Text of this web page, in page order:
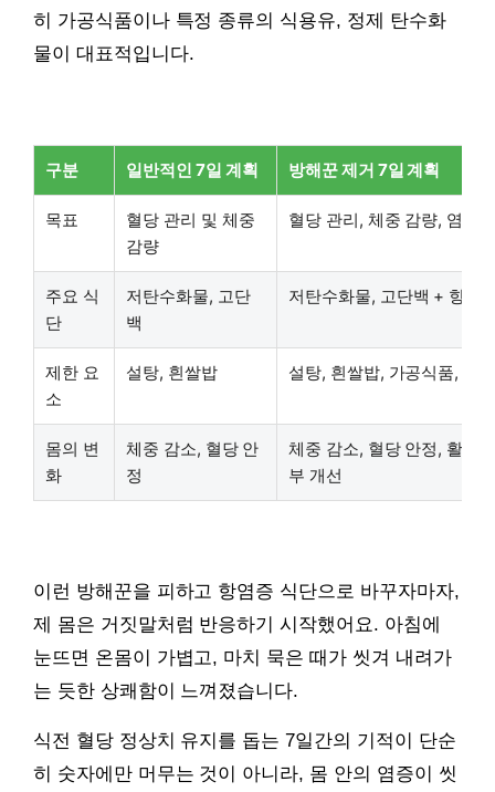
히 가공식품이나 특정 종류의 식용유, 정제 탄수화
물이 대표적입니다.
구분 일반적인 7일 계획 방해꾼 제거 7일 계획
목표
혈당 관리 및 체중
감량
혈당 관리, 체중 감량, 염증
주요 식
단
저탄수화물, 고단
백
저탄수화물, 고단백 + 항염
제한 요
소
설탕, 흰쌀밥 설탕, 흰쌀밥, 가공식품, 특
몸의 변
화
체중 감소, 혈당 안
정
체중 감소, 혈당 안정, 활력
부 개선
이런 방해꾼을 피하고 항염증 식단으로 바꾸자마자,
제 몸은 거짓말처럼 반응하기 시작했어요. 아침에
눈뜨면 온몸이 가볍고, 마치 묵은 때가 씻겨 내려가
는 듯한 상쾌함이 느껴졌습니다.
식전 혈당 정상치 유지를 돕는 7일간의 기적이 단순
히 숫자에만 머무는 것이 아니라, 몸 안의 염증이 씻